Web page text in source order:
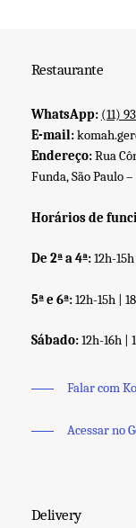
Restaurante
WhatsApp: (11)
E-mail:
Endereço:Rua
Funda, São Paulo –
Horários de
De 2ª a 4ª:12h-
5ª e 6ª:12h-15h |
Sábado:12h-16h |
Falar com
Acessar no
Delivery